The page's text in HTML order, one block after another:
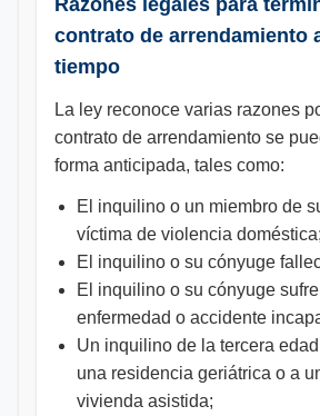
Razones legales para
contrato de arrendamiento
tiempo
La ley reconoce varias razones
contrato de arrendamiento se
forma anticipada, tales como:
El inquilino o un miembro de
víctima de violencia doméstica;
El inquilino o su cónyuge
El inquilino o su cónyuge
enfermedad o accidente
Un inquilino de la tercera
una residencia geriátrica o a
vivienda asistida;